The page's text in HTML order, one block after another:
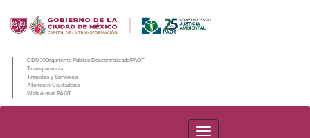
CDMX/Organismo Público Descentralizado/PAOT
Transparencia
Trámites y Servicios
Atención Ciudadana
Web e-mail PAOT
PAOT